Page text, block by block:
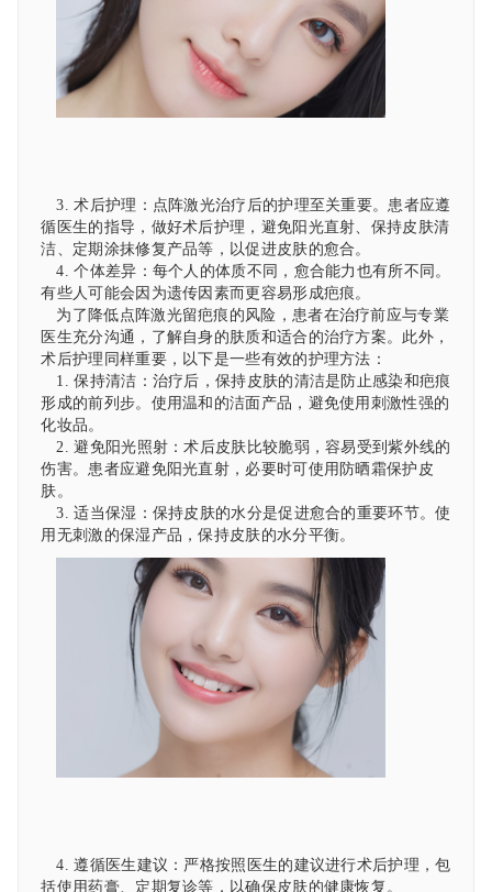
3. 术后护理：点阵激光治疗后的护理至关重要。患者应遵
循医生的指导，做好术后护理，避免阳光直射、保持皮肤清
洁、定期涂抹修复产品等，以促进皮肤的愈合。
4. 个体差异：每个人的体质不同，愈合能力也有所不同。
有些人可能会因为遗传因素而更容易形成疤痕。
为了降低点阵激光留疤痕的风险，患者在治疗前应与专業
医生充分沟通，了解自身的肤质和适合的治疗方案。此外，
术后护理同样重要，以下是一些有效的护理方法：
1. 保持清洁：治疗后，保持皮肤的清洁是防止感染和疤痕
形成的前列步。使用温和的洁面产品，避免使用刺激性强的
化妆品。
2. 避免阳光照射：术后皮肤比较脆弱，容易受到紫外线的
伤害。患者应避免阳光直射，必要时可使用防晒霜保护皮
肤。
3. 适当保湿：保持皮肤的水分是促进愈合的重要环节。使
用无刺激的保湿产品，保持皮肤的水分平衡。
4. 遵循医生建议：严格按照医生的建议进行术后护理，包
括使用药膏、定期复诊等，以确保皮肤的健康恢复。